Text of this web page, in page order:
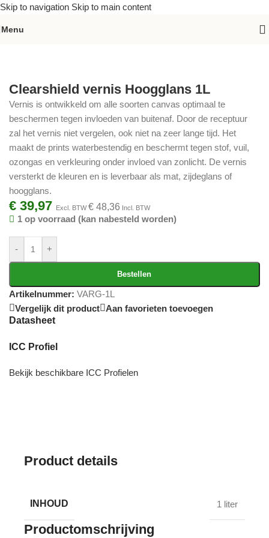
Skip to navigation Skip to main content
Menu
Clearshield vernis Hoogglans 1L
Vernis is ontwikkeld om alle soorten canvas optimaal te
beschermen tegen invloeden van buitenaf. Door de receptuur
zal het vernis niet vergelen, ook niet na zeer lange tijd. Het
maakt de prints waterbestendig en beschermt tegen stof, vuil,
ozongas en verkleuring onder invloed van zonlicht. De vernis
versterkt de kleuren en is leverbaar als mat, zijdeglans of
hoogglans.
€ 39,97 Excl. BTW€ 48,36 Incl. BTW
1 op voorraad (kan nabesteld worden)
- +
Bestellen
Artikelnummer: VARG-1L
Vergelijk dit product Aan favorieten toevoegen
Datasheet
ICC Profiel
Bekijk beschikbare ICC Profielen
Product details
INHOUD 1 liter
Productomschrijving